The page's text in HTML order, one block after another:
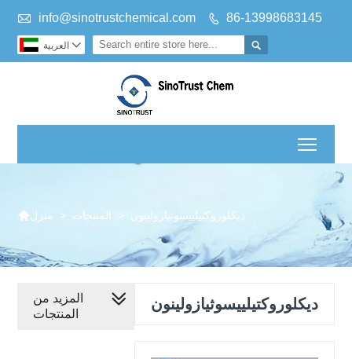
 info@sinotrustchemical.com  86-13998683145
 العربية 
منزل > المنتجات > ديكلوروكتيلييسوثيازولينون
ديكلوروكتيلييسوثيازولينون
المزيد من
المنتجات